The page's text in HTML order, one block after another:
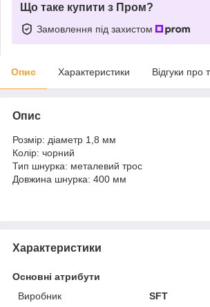
Що таке купити з Пром?
Замовлення під захистом
Опис Характеристики Відгуки про
Опис
Розмір: діаметр 1,8 мм
Колір: чорний
Тип шнурка: металевий трос
Довжина шнурка: 400 мм
Характеристики
Основні атрибути
Виробник
SFT